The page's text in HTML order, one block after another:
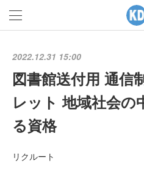
2022.12.31 15:00
図書館送付用 通信
レット 地域社会の
る資格
リクルート